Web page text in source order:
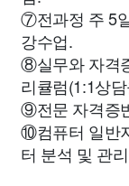
⑦전과정 주 5
강수업.
⑧실무와 자격
리큘럼(1:1상
⑨전문 자격증
⑩컴퓨터 일반
터 분석 및 관